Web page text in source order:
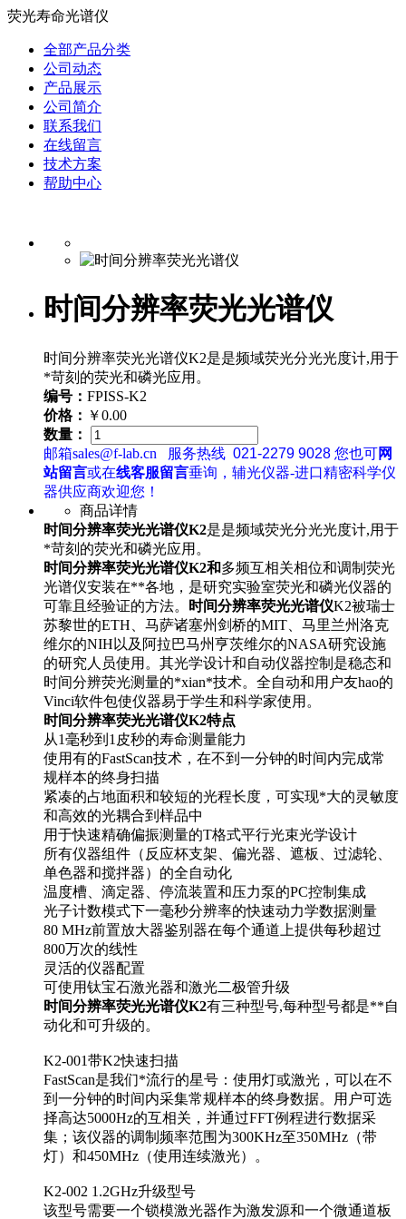
荧光寿命光谱仪
全部产品分类
公司动态
产品展示
公司简介
联系我们
在线留言
技术方案
帮助中心
时间分辨率荧光光谱仪
时间分辨率荧光光谱仪K2是是频域荧光分光光度计,用于
*苛刻的荧光和磷光应用。
编号： FPISS-K2
价格： ￥0.00
数量：
邮箱sales@f-lab.cn
服务热线 021-2279 9028 您也可网
站留言或在线客服留言垂询，辅光仪器-进口精密科学仪
器供应商欢迎您！
商品详情
时间分辨率荧光光谱仪K2是是频域荧光分光光度计,用于
*苛刻的荧光和磷光应用。
时间分辨率荧光光谱仪K2和多频互相关相位和调制荧光
光谱仪安装在**各地，是研究实验室荧光和磷光仪器的
可靠且经验证的方法。
时间分辨率荧光光谱仪K2被瑞士
苏黎世的ETH、马萨诸塞州剑桥的MIT、马里兰州洛克
维尔的NIH以及阿拉巴马州亨茨维尔的NASA研究设施
的研究人员使用。其光学设计和自动仪器控制是稳态和
时间分辨荧光测量的*xian*技术。全自动和用户友hao的
Vinci软件包使仪器易于学生和科学家使用。
时间分辨率荧光光谱仪K2特点
从1毫秒到1皮秒的寿命测量能力
使用有的FastScan技术，在不到一分钟的时间内完成常
规样本的终身扫描
紧凑的占地面积和较短的光程长度，可实现*大的灵敏度
和高效的光耦合到样品中
用于快速精确偏振测量的T格式平行光束光学设计
所有仪器组件（反应杯支架、偏光器、遮板、过滤轮、
单色器和搅拌器）的全自动化
温度槽、滴定器、停流装置和压力泵的PC控制集成
光子计数模式下一毫秒分辨率的快速动力学数据测量
80 MHz前置放大器鉴别器在每个通道上提供每秒超过
800万次的线性
灵活的仪器配置
可使用钛宝石激光器和激光二极管升级
时间分辨率荧光光谱仪K2有三种型号,每种型号都是**自
动化和可升级的。
K2-001带K2快速扫描
FastScan是我们*流行的星号：使用灯或激光，可以在不
到一分钟的时间内采集常规样本的终身数据。用户可选
择高达5000Hz的互相关，并通过FFT例程进行数据采
集；该仪器的调制频率范围为300KHz至350MHz（带
灯）和450MHz（使用连续激光）。
K2-002 1.2GHz升级型号
该型号需要一个锁模激光器作为激发源和一个微通道板